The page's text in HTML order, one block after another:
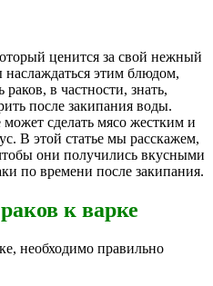
ценится за свой нежный
этим блюдом,
в частности, знать,
после закипания воды.
сделать мясо жестким и
В этой статье мы расскажем,
они получились вкусными
по времени после закипания.
к варке
необходимо правильно